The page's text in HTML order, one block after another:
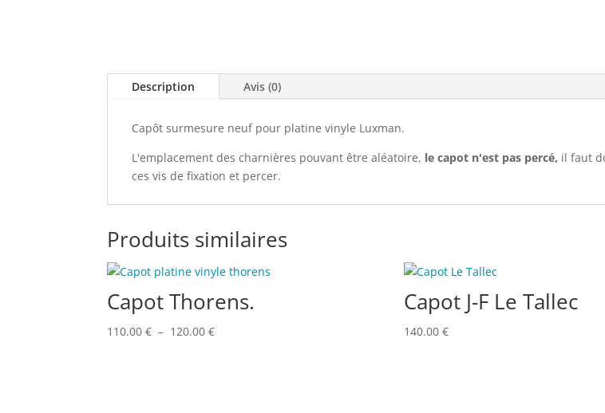
Description Avis (0)
Capôt surmesure neuf pour platine vinyle Luxman.
L'emplacement des charnières pouvant être aléatoire, le capot n'est pas percé, il faut
ces vis de fixation et percer.
Produits similaires
Capot Thorens.
110.00€ – 120.00€Plage
Capot J-F Le Tallec
140.00 €